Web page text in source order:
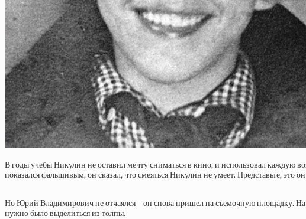
В годы учебы Никулин не оставил мечту сниматься в кино, и использовал каждую
показался фальшивым, он сказал, что смеяться Никулин не умеет. Представьте, это
Но Юрий Владимирович не отчаялся – он снова пришел на съемочную площадку. На
нужно было выделиться из толпы.